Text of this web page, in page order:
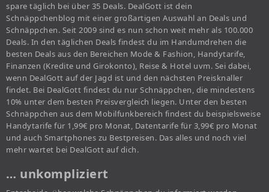
spare täglich bei über 35 Deals. DealGott ist dein
Schnäppchenblog mit einer großartigen Auswahl an Deals und
Schnäppchen. Seit 2009 sind es nun schon weit mehr als 100.000
Deals. In den täglichen Deals findest du im Handumdrehen die
besten Deals aus den Bereichen Mode & Fashion, Handytarife,
Finanzen (Kredite und Girokonto), Reise & Hotel uvm. Sei dabei,
wenn DealGott auf der Jagd ist und den nächsten Preisknaller
findet. Bei DealGott findest du nur Schnäppchen, die mindestens
10% unter dem besten Preisvergleich liegen. Unter den besten
Schnäppchen aus dem Mobilfunkbereich findest du beispielsweise
Handytarife für 1,99€ pro Monat, Datentarife für 3,99€ pro Monat
und auch Smartphones zu Bestpreisen. Das alles und noch viel
mehr wartet bei DealGott auf dich.
… unkompliziert